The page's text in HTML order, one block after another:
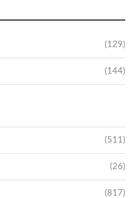
(129)
(144)
(511)
(26)
(817)